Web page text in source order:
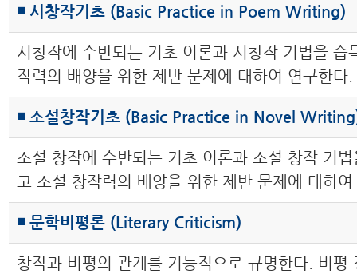
◾ 시창작기초 (Basic Practice in Poem Writing)
시창작에 수반되는 기초 이론과 시창작 기법을 습
작력의 배양을 위한 제반 문제에 대하여 연구한다.
◾ 소설창작기초 (Basic Practice in Novel
소설 창작에 수반되는 기초 이론과 소설 창작 기
고 소설 창작력의 배양을 위한 제반 문제에 대하
◾ 문학비평론 (Literary Criticism)
창작과 비평의 관계를 기능적으로 규명한다. 비평